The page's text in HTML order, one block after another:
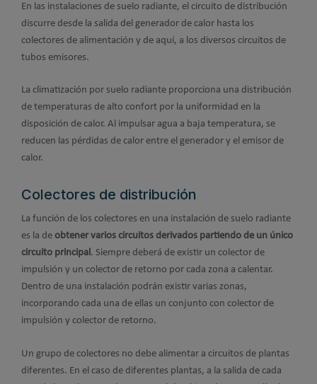
En las instalaciones de suelo radiante, el circuito de distribución
discurre desde la salida del generador de calor hasta los
colectores de alimentación y de aquí, a los diversos circuitos de
tubos emisores.
La climatización por suelo radiante proporciona una distribución
de temperaturas de alto confort por la uniformidad en la
disposición de calor. Al impulsar agua a baja temperatura, se
reducen las pérdidas de calor entre el generador y el emisor de
calor.
Colectores de distribución
La función de los colectores en una instalación de suelo radiante
es la de obtener varios circuitos derivados partiendo de un único
circuito principal. Siempre deberá de existir un colector de
impulsión y un colector de retorno por cada zona a calentar.
Dentro de una instalación podrán existir varias zonas,
incorporando cada una de ellas un conjunto con colector de
impulsión y colector de retorno.
Un grupo de colectores no debe alimentar a circuitos de plantas
diferentes. En el caso de diferentes plantas, a la salida de cada